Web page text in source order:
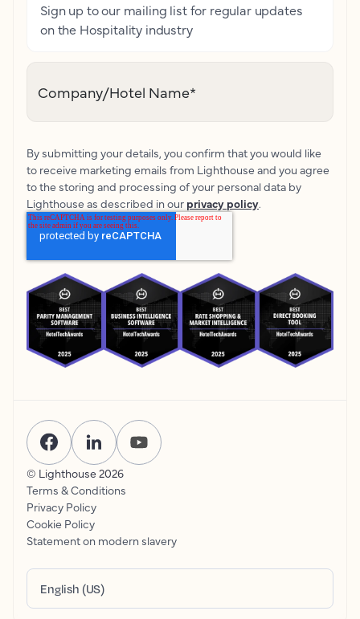
Sign up to our mailing list for regular updates
on the Hospitality industry
Company/Hotel Name*
By submitting your details, you confirm that you would like
to receive marketing emails from Lighthouse and you agree
to the storing and processing of your personal data by
Lighthouse as described in our privacy policy.
© Lighthouse 2026
Terms & Conditions
Privacy Policy
Cookie Policy
Statement on modern slavery
English (US)